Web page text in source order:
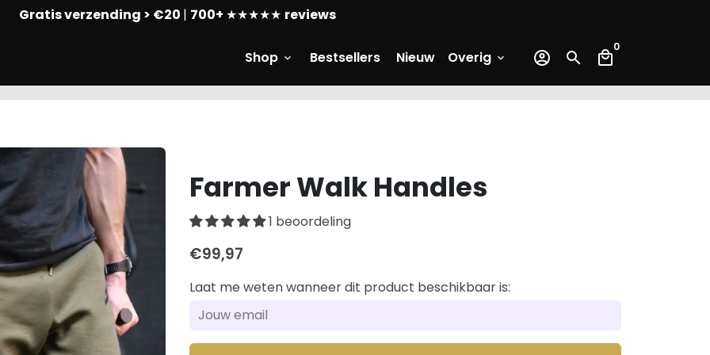
Gratis verzending > €20 | 700+ ★★★★★ reviews
Shop keyboard_arrow_down Bestsellers Nieuw Overig keyboard_arrow_down account_circle search local_mall
0
Farmer Walk Handles
1 beoordeling
€99,97
Laat me weten wanneer dit product beschikbaar is: